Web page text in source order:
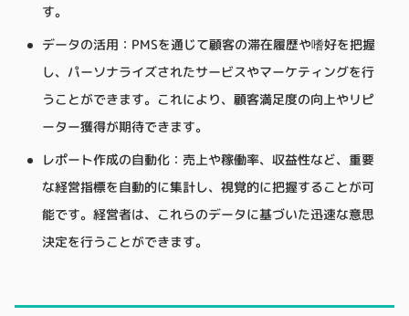
す。
データの活用：PMSを通じて顧客の滞在履歴や嗜好を把握
し、パーソナライズされたサービスやマーケティングを行
うことができます。これにより、顧客満足度の向上やリピ
ーター獲得が期待できます。
レポート作成の自動化：売上や稼働率、収益性など、重要
な経営指標を自動的に集計し、視覚的に把握することが可
能です。経営者は、これらのデータに基づいた迅速な意思
決定を行うことができます。